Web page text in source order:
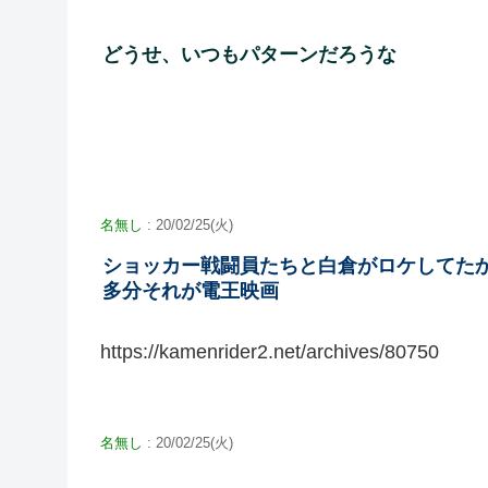
どうせ、いつもパターンだろうな
名無し : 20/02/25(火)
ショッカー戦闘員たちと白倉がロケしてた
多分それが電王映画
https://kamenrider2.net/archives/80750
名無し : 20/02/25(火)